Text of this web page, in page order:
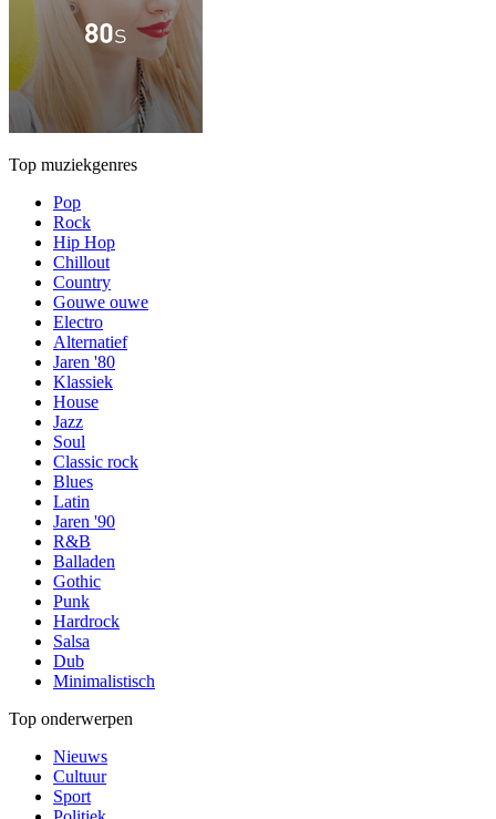
Top muziekgenres
Pop
Rock
Hip Hop
Chillout
Country
Gouwe ouwe
Electro
Alternatief
Jaren '80
Klassiek
House
Jazz
Soul
Classic rock
Blues
Latin
Jaren '90
R&B
Balladen
Gothic
Punk
Hardrock
Salsa
Dub
Minimalistisch
Top onderwerpen
Nieuws
Cultuur
Sport